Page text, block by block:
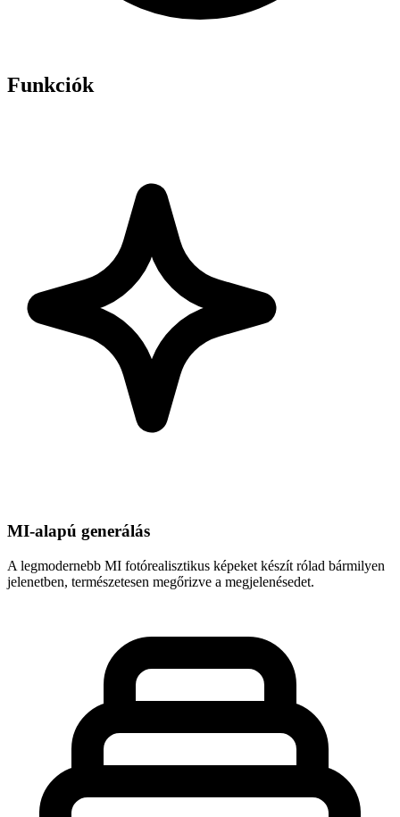
Funkciók
MI-alapú generálás
A legmodernebb MI fotórealisztikus képeket készít rólad bármilyen
jelenetben, természetesen megőrizve a megjelenésedet.